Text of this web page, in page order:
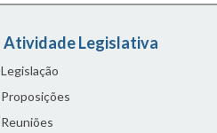
Atividade Legislativa
Legislação
Proposições
Reuniões